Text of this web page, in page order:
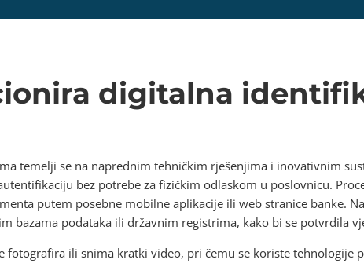
digitalna
temelji se na naprednim tehničkim rješenjima i inovativnim
bez potrebe za fizičkim odlaskom u poslovnicu.
putem posebne mobilne aplikacije ili web stranice banke.
bazama podataka ili državnim registrima, kako bi se potvrdila
fotografira ili snima kratki video, pri čemu se koriste tehnologije